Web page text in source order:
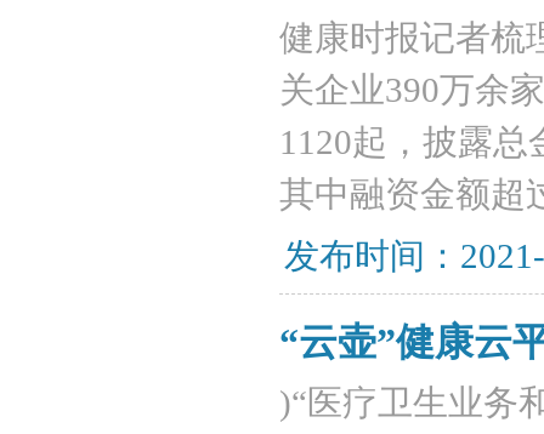
健康时报记者梳
关企业390万余
1120起，披露总
其中融资金额超
发布时间：
“云壶”健康云
)“医疗卫生业务